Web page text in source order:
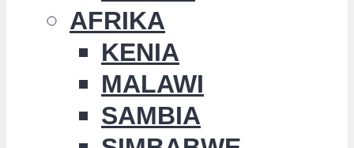
AFRIKA
KENIA
MALAWI
SAMBIA